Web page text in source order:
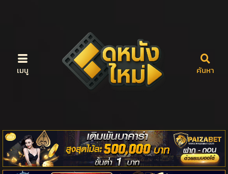
เมนู ค้นหา